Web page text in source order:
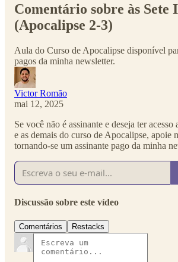
Comentário sobre às Sete
(Apocalipse 2-3)
Aula do Curso de Apocalipse disponível
pagos da minha newsletter.
Victor Romão
mai 12, 2025
Se você não é assinante e deseja ter acesso
e as demais do curso de Apocalipse, apoie
tornando-se um assinante pago da minha
Discussão sobre este vídeo
Comentários Restacks